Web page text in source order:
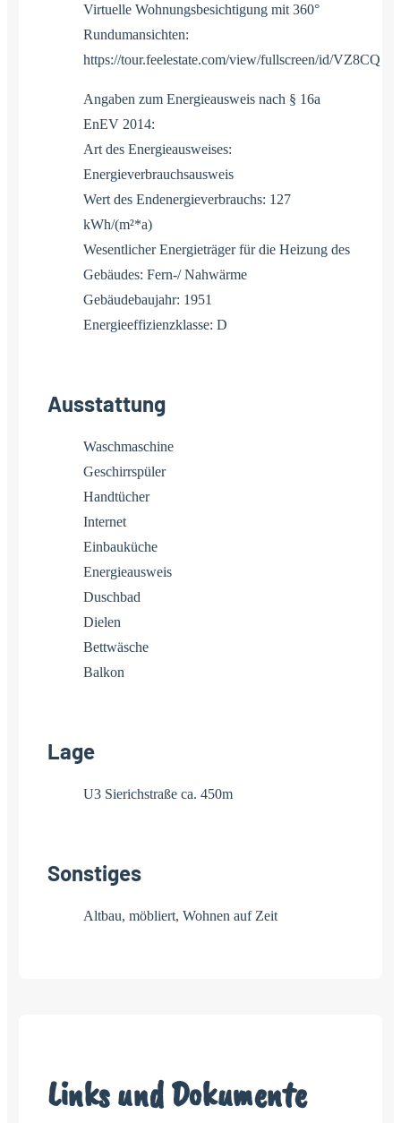
Virtuelle Wohnungsbesichtigung mit 360°
Rundumansichten:
https://tour.feelestate.com/view/fullscreen/id/VZ8CQ
Angaben zum Energieausweis nach § 16a
EnEV 2014:
Art des Energieausweises:
Energieverbrauchsausweis
Wert des Endenergieverbrauchs: 127
kWh/(m²*a)
Wesentlicher Energieträger für die Heizung des
Gebäudes: Fern-/ Nahwärme
Gebäudebaujahr: 1951
Energieeffizienzklasse: D
Ausstattung
Waschmaschine
Geschirrspüler
Handtücher
Internet
Einbauküche
Energieausweis
Duschbad
Dielen
Bettwäsche
Balkon
Lage
U3 Sierichstraße ca. 450m
Sonstiges
Altbau, möbliert, Wohnen auf Zeit
Links und Dokumente